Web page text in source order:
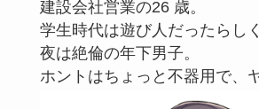
建設会社営業の26 歳。
学生時代は遊び人だったらしく
夜は絶倫の年下男子。
ホントはちょっと不器用で、